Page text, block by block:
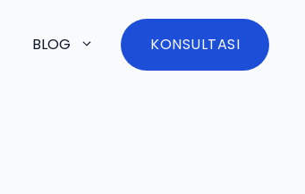
BLOG KONSULTASI